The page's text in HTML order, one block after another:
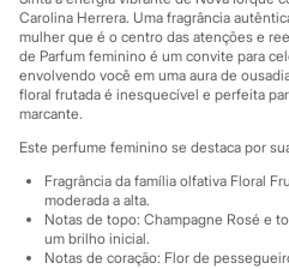
Marcas
City
Clock House
Mindset
Sawary
Yessica
Moda esportiva
Acessórios
Blusas
Calçados
Leggings
Shorts e Bermudas
Carolina Herrera. Uma fragrância
mulher que é o centro das atenções e
de Parfum feminino é um convite para
envolvendo você em uma aura de
floral frutada é inesquecível e perfeita
marcante.
Este perfume feminino se destaca por
Fragrância da família olfativa Floral
moderada a alta.
Notas de topo: Champagne Rosé e
um brilho inicial.
Notas de coração: Flor de